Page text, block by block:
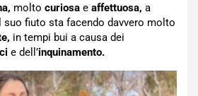
molto curiosa e affettuosa, a
suo fiuto sta facendo davvero molto
in tempi bui a causa dei
e dell’inquinamento.